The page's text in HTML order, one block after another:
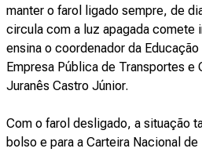
manter o farol ligado sempre, de
circula com a luz apagada comete
ensina o coordenador da
Empresa Pública de Transportes e
Juranês Castro Júnior.
Com o farol desligado, a situação
bolso e para a Carteira Nacional